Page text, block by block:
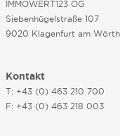
IMMOWERT123 OG
Siebenhügelstraße 107
9020 Klagenfurt am
Kontakt
T: +43 (0) 463 210 700
F: +43 (0) 463 218 003